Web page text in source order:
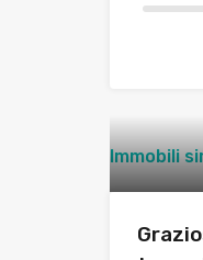
Immobili